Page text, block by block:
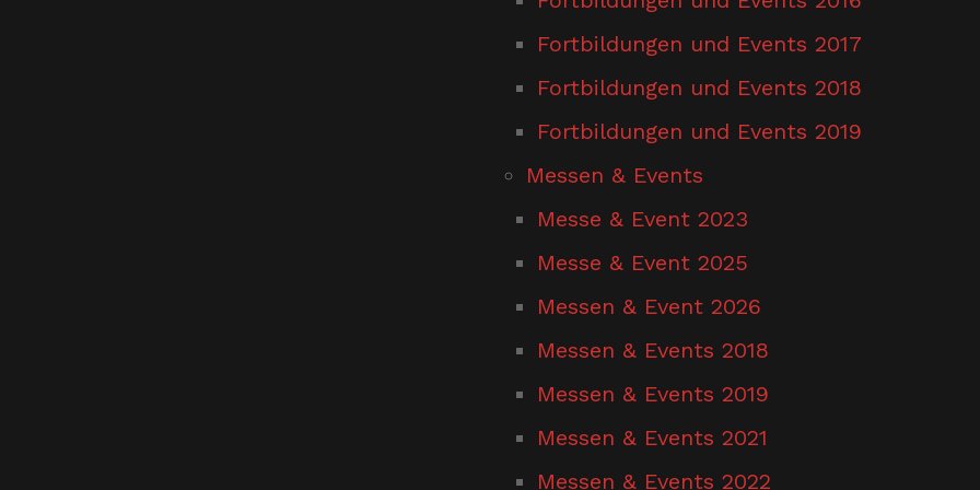
Fortbildungen und Events 2017
Fortbildungen und Events 2018
Fortbildungen und Events 2019
Messen & Events
Messe & Event 2023
Messe & Event 2025
Messen & Event 2026
Messen & Events 2018
Messen & Events 2019
Messen & Events 2021
Messen & Events 2022